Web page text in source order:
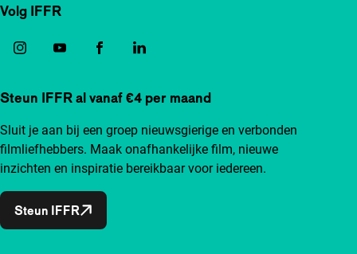
Volg IFFR
Steun IFFR al vanaf €4 per maand
Sluit je aan bij een groep nieuwsgierige en verbonden
filmliefhebbers. Maak onafhankelijke film, nieuwe
inzichten en inspiratie bereikbaar voor iedereen.
Steun IFFR